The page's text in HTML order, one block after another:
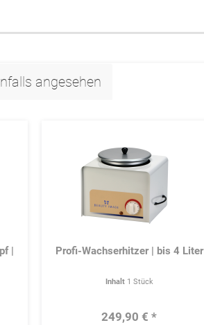
angesehen
|
Profi-Wachserhitzer | bis 4 Liter
Inhalt 1 Stück
249,90 € *